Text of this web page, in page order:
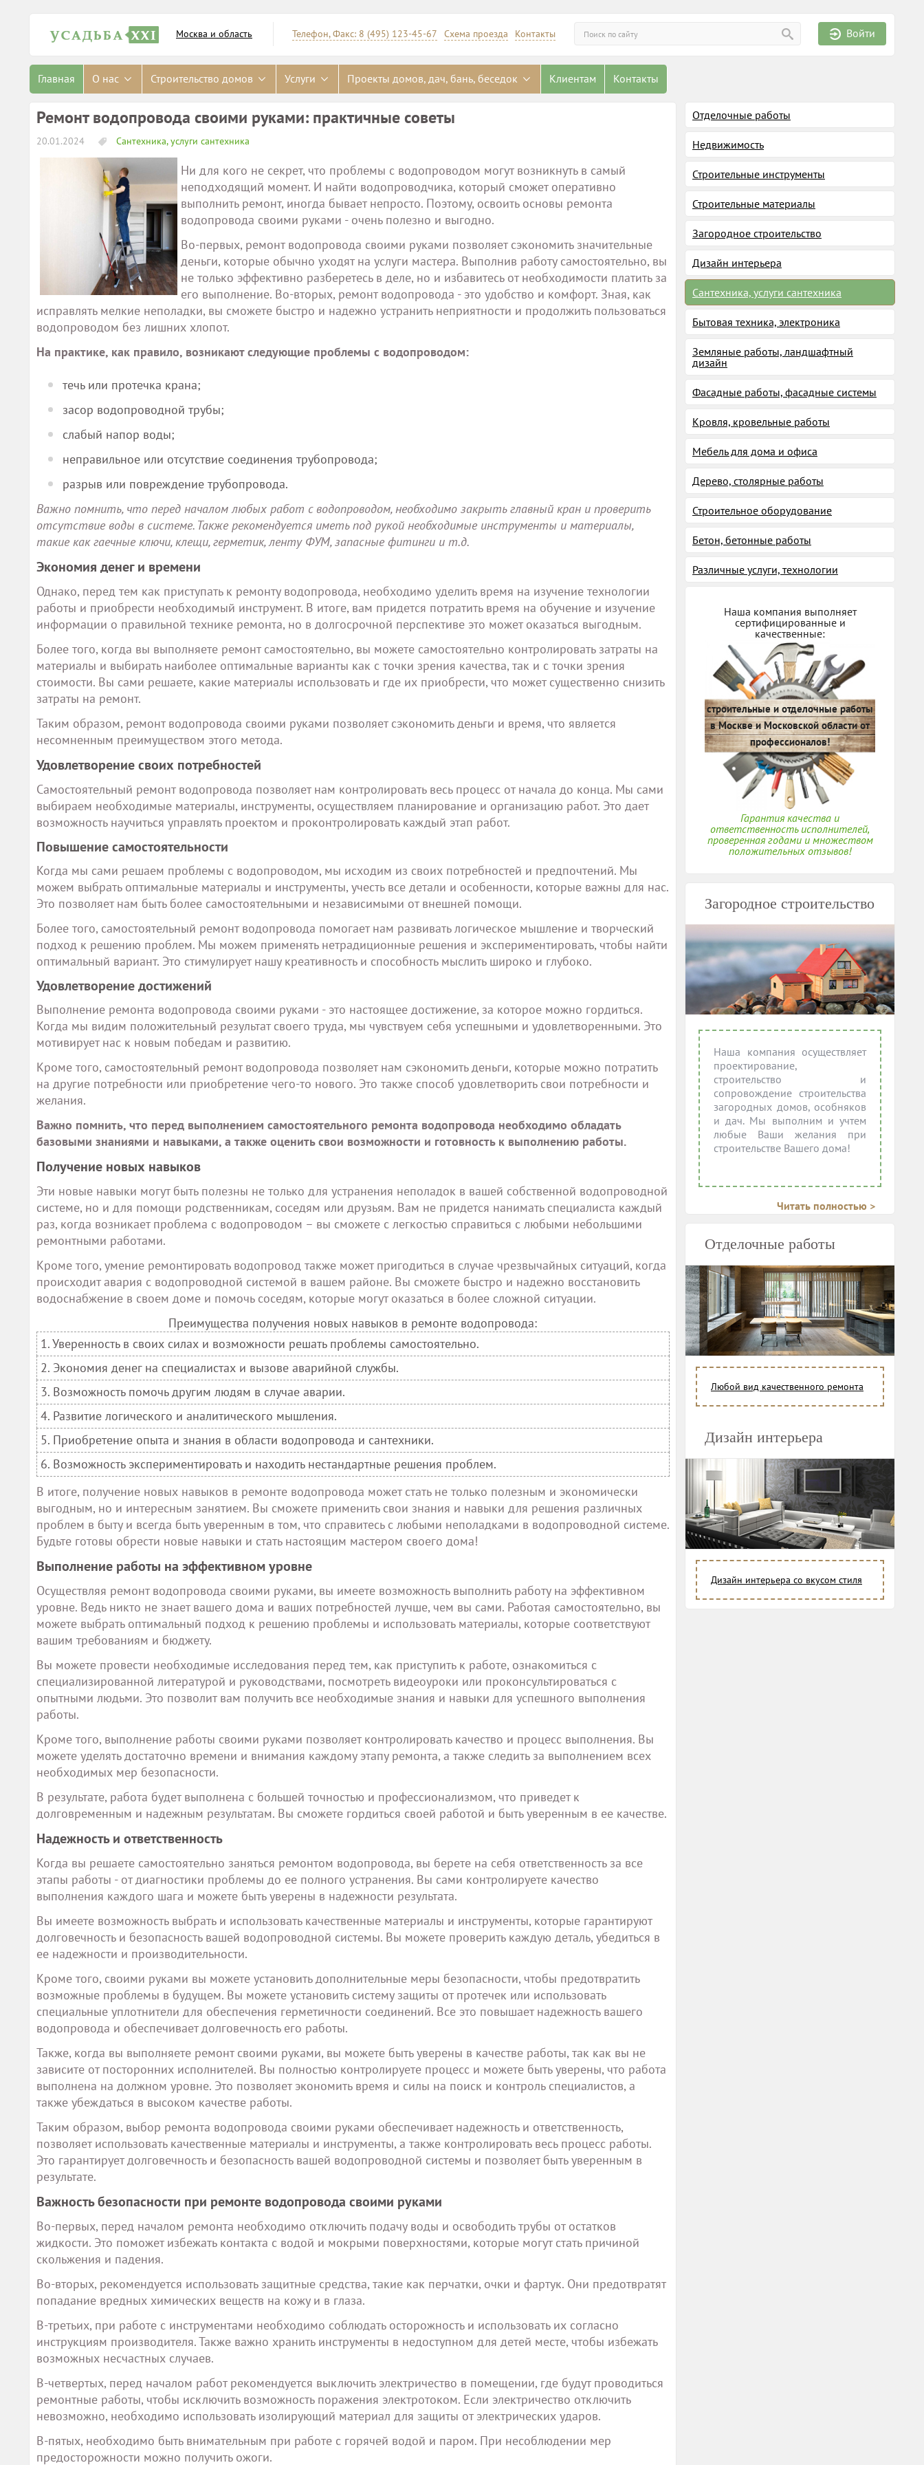
Войти
Искать
Телефон, Факс: 8 (495) 123-45-67 Схема проезда Контакты
Москва и область
Главная О нас Строительство домов Услуги Проекты домов, дач, бань, беседок Клиентам Контакты
Ремонт водопровода своими руками: практичные советы
20.01.2024 Сантехника, услуги сантехника
Ни для кого не секрет, что проблемы с водопроводом могут возникнуть в самый
неподходящий момент. И найти водопроводчика, который сможет оперативно
выполнить ремонт, иногда бывает непросто. Поэтому, освоить основы ремонта
водопровода своими руками - очень полезно и выгодно.
Во-первых, ремонт водопровода своими руками позволяет сэкономить значительные
деньги, которые обычно уходят на услуги мастера. Выполнив работу самостоятельно, вы
не только эффективно разберетесь в деле, но и избавитесь от необходимости платить за
его выполнение. Во-вторых, ремонт водопровода - это удобство и комфорт. Зная, как
исправлять мелкие неполадки, вы сможете быстро и надежно устранить неприятности и продолжить пользоваться
водопроводом без лишних хлопот.
На практике, как правило, возникают следующие проблемы с водопроводом:
течь или протечка крана;
засор водопроводной трубы;
слабый напор воды;
неправильное или отсутствие соединения трубопровода;
разрыв или повреждение трубопровода.
Важно помнить, что перед началом любых работ с водопроводом, необходимо закрыть главный кран и проверить
отсутствие воды в системе. Также рекомендуется иметь под рукой необходимые инструменты и материалы,
такие как гаечные ключи, клещи, герметик, ленту ФУМ, запасные фитинги и т.д.
Экономия денег и времени
Однако, перед тем как приступать к ремонту водопровода, необходимо уделить время на изучение технологии
работы и приобрести необходимый инструмент. В итоге, вам придется потратить время на обучение и изучение
информации о правильной технике ремонта, но в долгосрочной перспективе это может оказаться выгодным.
Более того, когда вы выполняете ремонт самостоятельно, вы можете самостоятельно контролировать затраты на
материалы и выбирать наиболее оптимальные варианты как с точки зрения качества, так и с точки зрения
стоимости. Вы сами решаете, какие материалы использовать и где их приобрести, что может существенно снизить
затраты на ремонт.
Таким образом, ремонт водопровода своими руками позволяет сэкономить деньги и время, что является
несомненным преимуществом этого метода.
Удовлетворение своих потребностей
Самостоятельный ремонт водопровода позволяет нам контролировать весь процесс от начала до конца. Мы сами
выбираем необходимые материалы, инструменты, осуществляем планирование и организацию работ. Это дает
возможность научиться управлять проектом и проконтролировать каждый этап работ.
Повышение самостоятельности
Когда мы сами решаем проблемы с водопроводом, мы исходим из своих потребностей и предпочтений. Мы
можем выбрать оптимальные материалы и инструменты, учесть все детали и особенности, которые важны для нас.
Это позволяет нам быть более самостоятельными и независимыми от внешней помощи.
Более того, самостоятельный ремонт водопровода помогает нам развивать логическое мышление и творческий
подход к решению проблем. Мы можем применять нетрадиционные решения и экспериментировать, чтобы найти
оптимальный вариант. Это стимулирует нашу креативность и способность мыслить широко и глубоко.
Удовлетворение достижений
Выполнение ремонта водопровода своими руками - это настоящее достижение, за которое можно гордиться.
Когда мы видим положительный результат своего труда, мы чувствуем себя успешными и удовлетворенными. Это
мотивирует нас к новым победам и развитию.
Кроме того, самостоятельный ремонт водопровода позволяет нам сэкономить деньги, которые можно потратить
на другие потребности или приобретение чего-то нового. Это также способ удовлетворить свои потребности и
желания.
Важно помнить, что перед выполнением самостоятельного ремонта водопровода необходимо обладать
базовыми знаниями и навыками, а также оценить свои возможности и готовность к выполнению работы.
Получение новых навыков
Эти новые навыки могут быть полезны не только для устранения неполадок в вашей собственной водопроводной
системе, но и для помощи родственникам, соседям или друзьям. Вам не придется нанимать специалиста каждый
раз, когда возникает проблема с водопроводом – вы сможете с легкостью справиться с любыми небольшими
ремонтными работами.
Кроме того, умение ремонтировать водопровод также может пригодиться в случае чрезвычайных ситуаций, когда
происходит авария с водопроводной системой в вашем районе. Вы сможете быстро и надежно восстановить
водоснабжение в своем доме и помочь соседям, которые могут оказаться в более сложной ситуации.
Преимущества получения новых навыков в ремонте водопровода:
1. Уверенность в своих силах и возможности решать проблемы самостоятельно.
2. Экономия денег на специалистах и вызове аварийной службы.
3. Возможность помочь другим людям в случае аварии.
4. Развитие логического и аналитического мышления.
5. Приобретение опыта и знания в области водопровода и сантехники.
6. Возможность экспериментировать и находить нестандартные решения проблем.
В итоге, получение новых навыков в ремонте водопровода может стать не только полезным и экономически
выгодным, но и интересным занятием. Вы сможете применить свои знания и навыки для решения различных
проблем в быту и всегда быть уверенным в том, что справитесь с любыми неполадками в водопроводной системе.
Будьте готовы обрести новые навыки и стать настоящим мастером своего дома!
Выполнение работы на эффективном уровне
Осуществляя ремонт водопровода своими руками, вы имеете возможность выполнить работу на эффективном
уровне. Ведь никто не знает вашего дома и ваших потребностей лучше, чем вы сами. Работая самостоятельно, вы
можете выбрать оптимальный подход к решению проблемы и использовать материалы, которые соответствуют
вашим требованиям и бюджету.
Вы можете провести необходимые исследования перед тем, как приступить к работе, ознакомиться с
специализированной литературой и руководствами, посмотреть видеоуроки или проконсультироваться с
опытными людьми. Это позволит вам получить все необходимые знания и навыки для успешного выполнения
работы.
Кроме того, выполнение работы своими руками позволяет контролировать качество и процесс выполнения. Вы
можете уделять достаточно времени и внимания каждому этапу ремонта, а также следить за выполнением всех
необходимых мер безопасности.
В результате, работа будет выполнена с большей точностью и профессионализмом, что приведет к
долговременным и надежным результатам. Вы сможете гордиться своей работой и быть уверенным в ее качестве.
Надежность и ответственность
Когда вы решаете самостоятельно заняться ремонтом водопровода, вы берете на себя ответственность за все
этапы работы - от диагностики проблемы до ее полного устранения. Вы сами контролируете качество
выполнения каждого шага и можете быть уверены в надежности результата.
Вы имеете возможность выбрать и использовать качественные материалы и инструменты, которые гарантируют
долговечность и безопасность вашей водопроводной системы. Вы можете проверить каждую деталь, убедиться в
ее надежности и производительности.
Кроме того, своими руками вы можете установить дополнительные меры безопасности, чтобы предотвратить
возможные проблемы в будущем. Вы можете установить систему защиты от протечек или использовать
специальные уплотнители для обеспечения герметичности соединений. Все это повышает надежность вашего
водопровода и обеспечивает долговечность его работы.
Также, когда вы выполняете ремонт своими руками, вы можете быть уверены в качестве работы, так как вы не
зависите от посторонних исполнителей. Вы полностью контролируете процесс и можете быть уверены, что работа
выполнена на должном уровне. Это позволяет экономить время и силы на поиск и контроль специалистов, а
также убеждаться в высоком качестве работы.
Таким образом, выбор ремонта водопровода своими руками обеспечивает надежность и ответственность,
позволяет использовать качественные материалы и инструменты, а также контролировать весь процесс работы.
Это гарантирует долговечность и безопасность вашей водопроводной системы и позволяет быть уверенным в
результате.
Важность безопасности при ремонте водопровода своими руками
Во-первых, перед началом ремонта необходимо отключить подачу воды и освободить трубы от остатков
жидкости. Это поможет избежать контакта с водой и мокрыми поверхностями, которые могут стать причиной
скольжения и падения.
Во-вторых, рекомендуется использовать защитные средства, такие как перчатки, очки и фартук. Они предотвратят
попадание вредных химических веществ на кожу и в глаза.
В-третьих, при работе с инструментами необходимо соблюдать осторожность и использовать их согласно
инструкциям производителя. Также важно хранить инструменты в недоступном для детей месте, чтобы избежать
возможных несчастных случаев.
В-четвертых, перед началом работ рекомендуется выключить электричество в помещении, где будут проводиться
ремонтные работы, чтобы исключить возможность поражения электротоком. Если электричество отключить
невозможно, необходимо использовать изолирующий материал для защиты от электрических ударов.
В-пятых, необходимо быть внимательным при работе с горячей водой и паром. При несоблюдении мер
предосторожности можно получить ожоги.
Отделочные работы
Недвижимость
Строительные инструменты
Строительные материалы
Загородное строительство
Дизайн интерьера
Сантехника, услуги сантехника
Бытовая техника, электроника
Земляные работы, ландшафтный
дизайн
Фасадные работы, фасадные системы
Кровля, кровельные работы
Мебель для дома и офиса
Дерево, столярные работы
Строительное оборудование
Бетон, бетонные работы
Различные услуги, технологии
Наша компания выполняет
сертифицированные и
качественные:
строительные и отделочные работы
в Москве и Московской области от
профессионалов!
Гарантия качества и
ответственность исполнителей,
проверенная годами и множеством
положительных отзывов!
Загородное строительство
Наша компания осуществляет
проектирование,
строительство и
сопровождение строительства
загородных домов, особняков
и дач. Мы выполним и учтем
любые Ваши желания при
строительстве Вашего дома!
Читать полностью >
Отделочные работы
Любой вид качественного ремонта
Дизайн интерьера
Дизайн интерьера со вкусом стиля